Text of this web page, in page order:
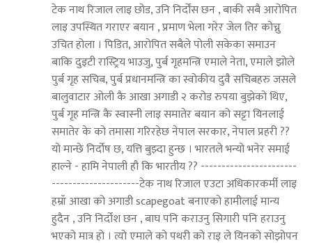
टेक नाथ रिजाल लाइ छोड, उनि निर्दोंस छन , बाकी सबै आरोपित
लाइ उपस्थित गराएर बयान , प्रमाण भेला गरेर जेल तिर कोच्नु
उचित होला । पिडित, आरोपित सबैले पोली सकेका समाउन
बाकि दुइटी रास्ट्रिय भाउजु, पुर्ब गृहमन्त्रि एमाले नेता, एमाले झोले
पुर्ब गृह सचिब, पुर्ब प्रधानमन्त्रि का स्वोकीय दुवै सचिबहरु जसले
बालुवाटार ओली कै आखा अगाडी २ करोड रुपया बुझेको थिए,
पुर्ब गृह मन्त्रि कै स्वास्नी लाइ समातेर बयान को सट्टा यिनलाई
समातेर के को तमासा गरिरहेछ नेपाल सरकार, नेपाल प्रहरी ??
यो मान्छे निर्दोष छ, यत्ति बुझ्दा हुन्छ । भारतले भन्यो भनेर समाई
हाल्ने - हामि नेपाली हौ कि भारतीय ?? -----------------------
---------------------टेक नाथ रिजाल एउटा अधिकारकर्मी लाइ
हम्रॉ आखा को अगाडी scapegoat बनाएको हामीलाई मान्य
हुदैन , उनि निर्दोश छन , बाघ पनि कराउनु सिगारी पनि हराउनु
भएको मात्र हो । त्यो एमाले को पथरी को राइ ले यिनको सोझोपन